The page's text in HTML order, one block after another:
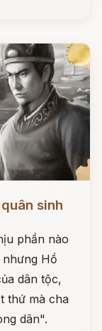
sinh
phần nào
Hồ
dân tộc,
thứ mà cha
dân".